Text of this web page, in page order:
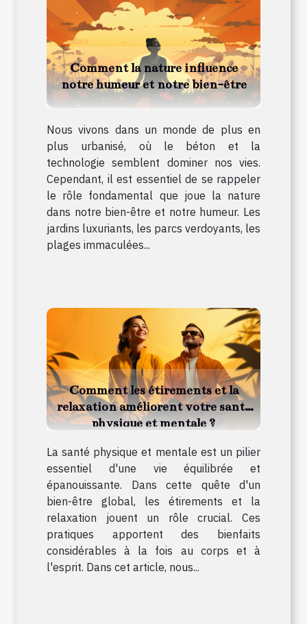
Comment la nature influence
notre humeur et notre bien-être
Nous vivons dans un monde de plus en
plus urbanisé, où le béton et la
technologie semblent dominer nos vies.
Cependant, il est essentiel de se rappeler
le rôle fondamental que joue la nature
dans notre bien-être et notre humeur. Les
jardins luxuriants, les parcs verdoyants, les
plages immaculées...
Comment les étirements et la
relaxation améliorent votre santé
physique et mentale ?
La santé physique et mentale est un pilier
essentiel d'une vie équilibrée et
épanouissante. Dans cette quête d'un
bien-être global, les étirements et la
relaxation jouent un rôle crucial. Ces
pratiques apportent des bienfaits
considérables à la fois au corps et à
l'esprit. Dans cet article, nous...